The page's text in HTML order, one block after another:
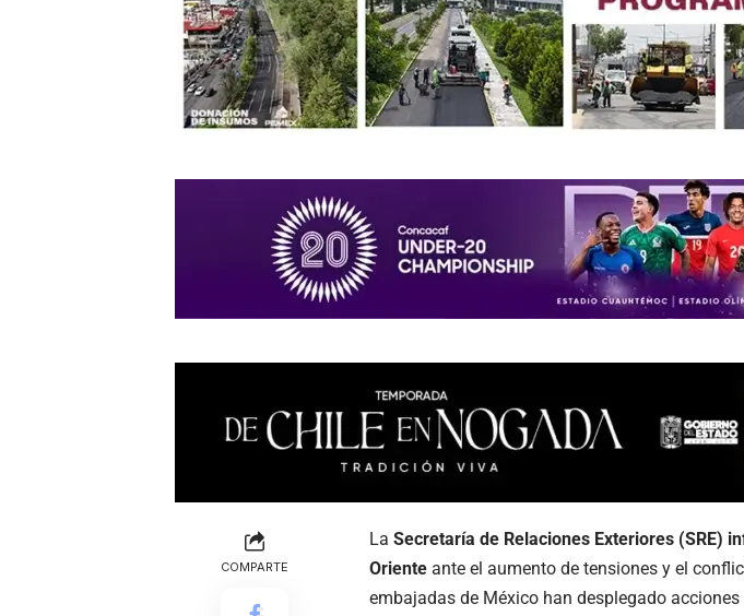
COMPARTE
La Secretaría de Relaciones Exteriores (SRE)
Oriente ante el aumento de tensiones y el
embajadas de México han desplegado